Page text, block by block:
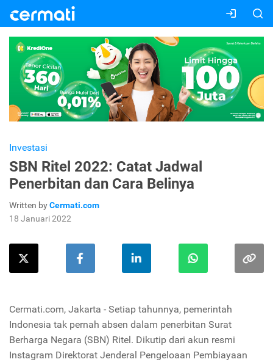
Investasi
SBN Ritel 2022: Catat Jadwal
Penerbitan dan Cara Belinya
Written byCermati.com
18 Januari 2022
Cermati.com, Jakarta - Setiap tahunnya, pemerintah
Indonesia tak pernah absen dalam penerbitan Surat
Berharga Negara (SBN) Ritel. Dikutip dari akun resmi
Instagram Direktorat Jenderal Pengeloaan Pembiayaan